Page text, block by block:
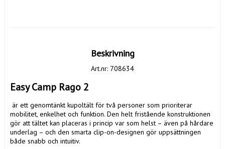
Beskrivning
Art.nr: 708634
Easy Camp Rago 2
mobilitet, enkelhet och funktion. Den helt fristående konstruktionen
gör att tältet kan placeras i princip var som helst – även på hårdare
underlag – och den smarta clip-on-designen gör uppsättningen
både snabb och intuitiv.